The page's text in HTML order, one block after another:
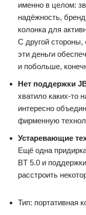
именно в целом:
надёжность,
колонка для
С другой
эти деньги
и побольше,
Нет поддержки
хватило каких-то
интересно
фирменную
Устаревающие
Ещё одна
BT 5.0 и
расстроить
Тип: портативная